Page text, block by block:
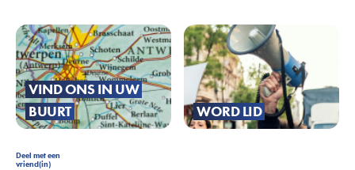
VIND ONS IN UW
BUURT
WORD LID
Deel met een
vriend(in)